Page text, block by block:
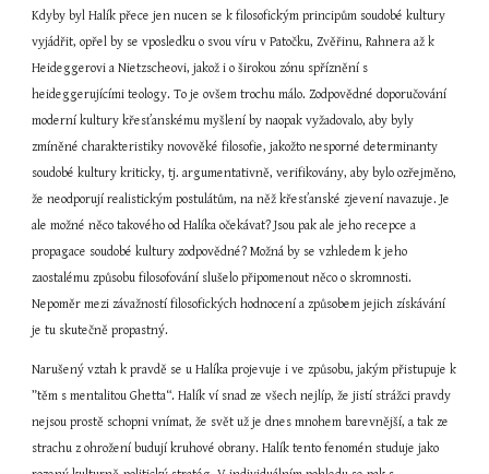
Kdyby byl Halík přece jen nucen se k filosofickým principům soudobé kultury
vyjádřit, opřel by se vposledku o svou víru v Patočku, Zvěřinu, Rahnera až k
Heideggerovi a Nietzscheovi, jakož i o širokou zónu spříznění s
heideggerujícími teology. To je ovšem trochu málo. Zodpovědné doporučování
moderní kultury křesťanskému myšlení by naopak vyžadovalo, aby byly
zmíněné charakteristiky novověké filosofie, jakožto nesporné determinanty
soudobé kultury kriticky, tj. argumentativně, verifikovány, aby bylo ozřejměno,
že neodporují realistickým postulátům, na něž křesťanské zjevení navazuje. Je
ale možné něco takového od Halíka očekávat? Jsou pak ale jeho recepce a
propagace soudobé kultury zodpovědné? Možná by se vzhledem k jeho
zaostalému způsobu filosofování slušelo připomenout něco o skromnosti.
Nepoměr mezi závažností filosofických hodnocení a způsobem jejich získávání
je tu skutečně propastný.
Narušený vztah k pravdě se u Halíka projevuje i ve způsobu, jakým přistupuje k
”těm s mentalitou Ghetta“. Halík ví snad ze všech nejlíp, že jistí strážci pravdy
nejsou prostě schopni vnímat, že svět už je dnes mnohem barevnější, a tak ze
strachu z ohrožení budují kruhové obrany. Halík tento fenomén studuje jako